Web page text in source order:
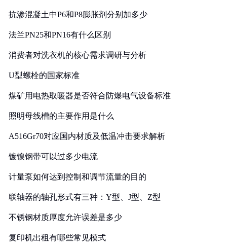
抗渗混凝土中P6和P8膨胀剂分别加多少
法兰PN25和PN16有什么区别
消费者对洗衣机的核心需求调研与分析
U型螺栓的国家标准
煤矿用电热取暖器是否符合防爆电气设备标准
照明母线槽的主要作用是什么
A516Gr70对应国内材质及低温冲击要求解析
镀镍钢带可以过多少电流
计量泵如何达到控制和调节流量的目的
联轴器的轴孔形式有三种：Y型、J型、Z型
不锈钢材质厚度允许误差是多少
复印机出租有哪些常见模式